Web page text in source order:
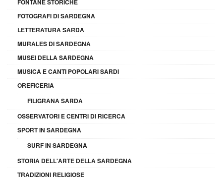
FONTANE STORICHE
FOTOGRAFI DI SARDEGNA
LETTERATURA SARDA
MURALES DI SARDEGNA
MUSEI DELLA SARDEGNA
MUSICA E CANTI POPOLARI SARDI
OREFICERIA
FILIGRANA SARDA
OSSERVATORI E CENTRI DI RICERCA
SPORT IN SARDEGNA
SURF IN SARDEGNA
STORIA DELL'ARTE DELLA SARDEGNA
TRADIZIONI RELIGIOSE